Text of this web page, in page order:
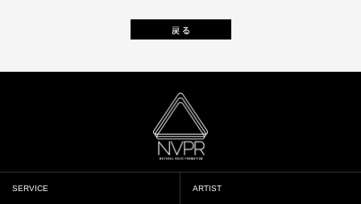
SERVICE ARTIST